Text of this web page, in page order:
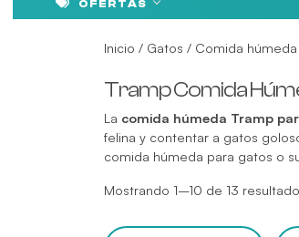
OFERTAS
Inicio / Gatos / Comida
Tramp Comida
La comida húmeda Tramp
felina y contentar a gatos
comida húmeda para gatos o
Mostrando 1–10 de 13